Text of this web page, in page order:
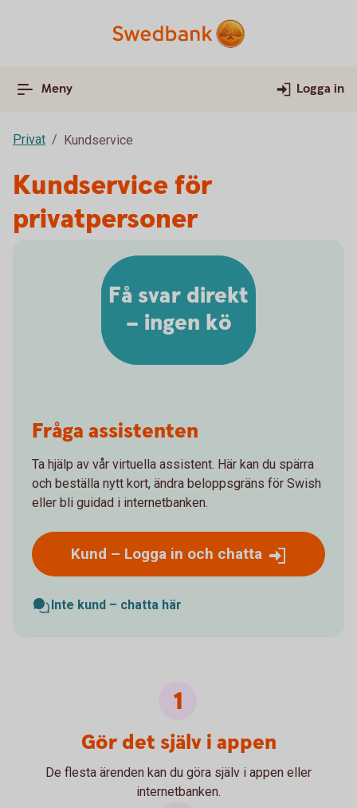
Meny Logga in
Privat Kundservice
Kundservice för
privatpersoner
Fråga assistenten
Ta hjälp av vår virtuella assistent. Här kan du spärra
och beställa nytt kort, ändra beloppsgräns för Swish
eller bli guidad i internetbanken.
Kund – Logga in och chatta
Inte kund – chatta här
Få svar direkt
– ingen kö
Gör det själv i appen
De flesta ärenden kan du göra själv i appen eller
internetbanken.